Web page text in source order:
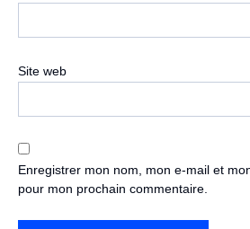
Site web
Enregistrer mon nom, mon e-mail et
pour mon prochain commentaire.